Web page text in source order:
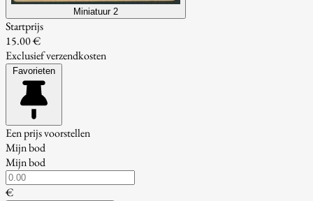
Miniatuur 2
Startprijs
15.00 €
Exclusief verzendkosten
Favorieten
Een prijs voorstellen
Mijn bod
Mijn bod
€